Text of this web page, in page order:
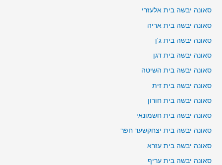
סאונה יבשה בית אלעזרי
סאונה יבשה בית אריה
סאונה יבשה בית ג'ן
סאונה יבשה בית דגן
סאונה יבשה בית השיטה
סאונה יבשה בית זית
סאונה יבשה בית חורון
סאונה יבשה בית חשמונאי
סאונה יבשה בית יצחקשער חפר
סאונה יבשה בית עזרא
סאונה יבשה בית עריף